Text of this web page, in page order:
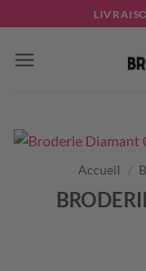
au
contenu
Accueil /